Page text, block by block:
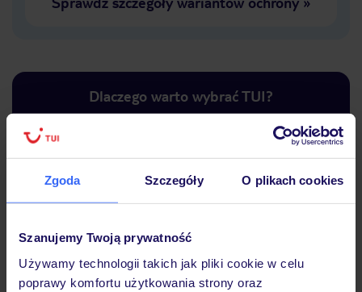
Zgoda Szczegóły O plikach cookies
Szanujemy Twoją prywatność
Używamy technologii takich jak pliki cookie w celu
poprawy komfortu użytkowania strony oraz
Dlaczego warto wybrać TUI?
Lider niskich cen
Największe biuro
30 lat w